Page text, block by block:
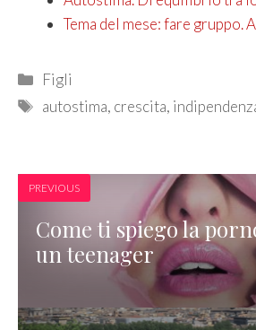
Tema del mese: fare gruppo.
Categories
Figli
Tags
autostima, crescita,
PREVIOUS
Come ti spiego la
un teenager